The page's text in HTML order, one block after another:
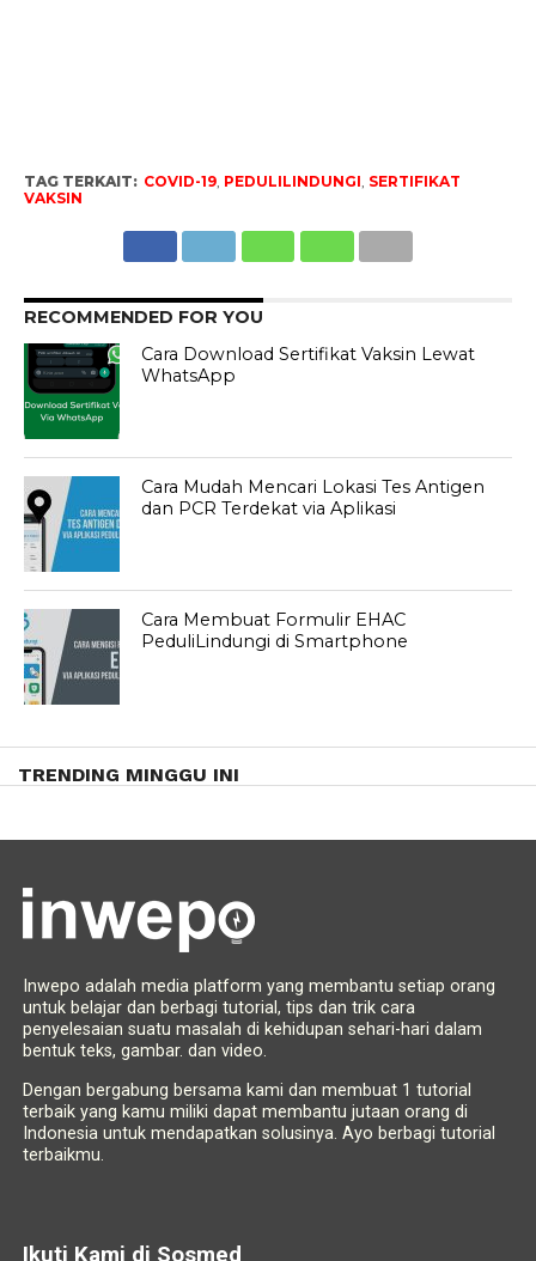
TAG TERKAIT: COVID-19, PEDULILINDUNGI, SERTIFIKAT
VAKSIN
RECOMMENDED FOR YOU
Cara Download Sertifikat Vaksin Lewat
WhatsApp
Cara Mudah Mencari Lokasi Tes Antigen
dan PCR Terdekat via Aplikasi
Cara Membuat Formulir EHAC
PeduliLindungi di Smartphone
TRENDING MINGGU INI
Inwepo adalah media platform yang membantu setiap orang
untuk belajar dan berbagi tutorial, tips dan trik cara
penyelesaian suatu masalah di kehidupan sehari-hari dalam
bentuk teks, gambar. dan video.
Dengan bergabung bersama kami dan membuat 1 tutorial
terbaik yang kamu miliki dapat membantu jutaan orang di
Indonesia untuk mendapatkan solusinya. Ayo berbagi tutorial
terbaikmu.
Ikuti Kami di Sosmed